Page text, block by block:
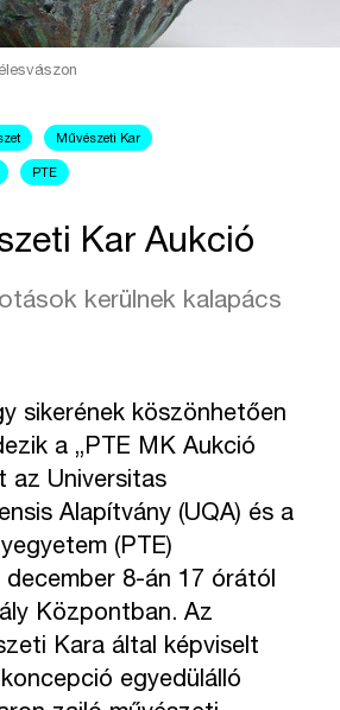
Művészeti Kar
PTE
Kar Aukció
kerülnek kalapács
sikerének köszönhetően
a „PTE MK Aukció
az Universitas
Alapítvány (UQA) és a
(PTE)
8-án 17 órától
Központban. Az
Kara által képviselt
egyedülálló